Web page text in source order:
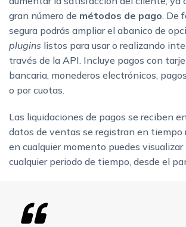
gran número de métodos de pago . De
segura podrás ampliar el abanico de
plugins listos para usar o realizando
través de la API. Incluye pagos con
bancaria, monederos electrónicos,
o por cuotas.
Las liquidaciones de pagos se reciben
datos de ventas se registran en tiempo
en cualquier momento puedes visualizar
cualquier periodo de tiempo, desde el